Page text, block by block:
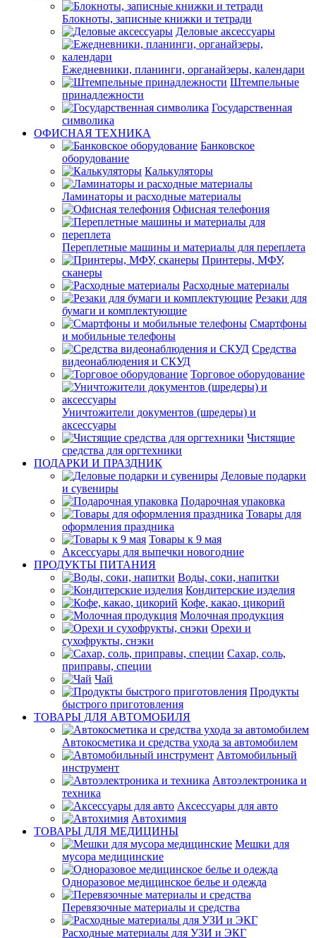
Блокноты, записные книжки и тетради
Деловые аксессуары
Ежедневники, планинги, органайзеры, календари
Штемпельные
принадлежности
Государственная
символика
ОФИСНАЯ ТЕХНИКА
Банковское
оборудование
Калькуляторы
Ламинаторы и расходные материалы
Офисная телефония
Переплетные машины и материалы для переплета
Принтеры, МФУ,
сканеры
Расходные материалы
Резаки для
бумаги и комплектующие
Смартфоны
и мобильные телефоны
Средства
видеонаблюдения и СКУД
Торговое оборудование
Уничтожители документов (шредеры) и
аксессуары
Чистящие
средства для оргтехники
ПОДАРКИ И ПРАЗДНИК
Деловые подарки
и сувениры
Подарочная упаковка
Товары для
оформления праздника
Товары к 9 мая
Аксессуары для выпечки новогодние
ПРОДУКТЫ ПИТАНИЯ
Воды, соки, напитки
Кондитерские изделия
Кофе, какао, цикорий
Молочная продукция
Орехи и
сухофрукты, снэки
Сахар, соль,
приправы, специи
Чай
Продукты
быстрого приготовления
ТОВАРЫ ДЛЯ АВТОМОБИЛЯ
Автокосметика и средства ухода за автомобилем
Автомобильный
инструмент
Автоэлектроника и
техника
Аксессуары для авто
Автохимия
ТОВАРЫ ДЛЯ МЕДИЦИНЫ
Мешки для
мусора медицинские
Одноразовое медицинское белье и одежда
Перевязочные материалы и средства
Расходные материалы для УЗИ и ЭКГ